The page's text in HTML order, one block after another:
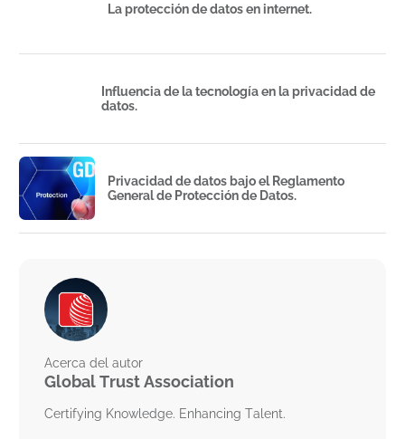
Acerca del autor
Global Trust Association
Certifying Knowledge. Enhancing Talent.
La protección de datos en internet.
Influencia de la tecnología en la privacidad de
datos.
Privacidad de datos bajo el Reglamento
General de Protección de Datos.